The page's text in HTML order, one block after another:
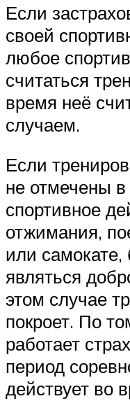
Если
своей
любое
считаться
время неё
случаем.
Если
не отмечены
спортивное
отжимания,
или
являться
этом случае
покроет. По
работает
период
действует во